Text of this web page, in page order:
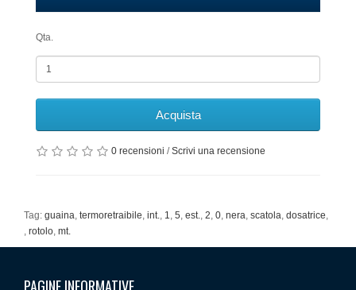
Qta.
Acquista
0 recensioni /Scrivi una recensione
Tag: guaina, termoretraibile, int., 1, 5, est., 2, 0, nera, scatola, dosatrice,
, rotolo, mt.